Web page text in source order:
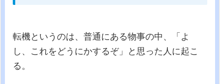
転機というのは、普通にある物事の中、「よ
し、これをどうにかするぞ」と思った人に起こ
る。